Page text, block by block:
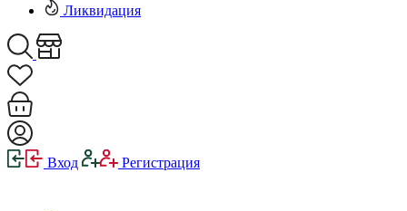
Ликвидация
Вход Регистрация